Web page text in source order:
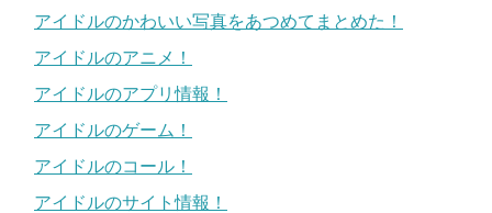
アイドルのかわいい写真をあつめてまとめた！
アイドルのアニメ！
アイドルのアプリ情報！
アイドルのゲーム！
アイドルのコール！
アイドルのサイト情報！